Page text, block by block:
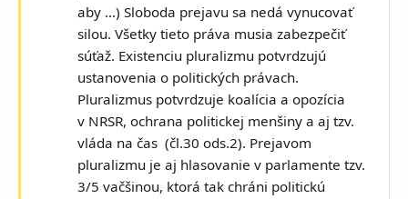
aby ...) Sloboda prejavu sa nedá vynucovať
silou. Všetky tieto práva musia zabezpečiť
súťaž. Existenciu pluralizmu potvrdzujú
ustanovenia o politických právach.
Pluralizmus potvrdzuje koalícia a opozícia
v NRSR, ochrana politickej menšiny a aj tzv.
vláda na čas (čl.30 ods.2). Prejavom
pluralizmu je aj hlasovanie v parlamente tzv.
3/5 vačšinou, ktorá tak chráni politickú